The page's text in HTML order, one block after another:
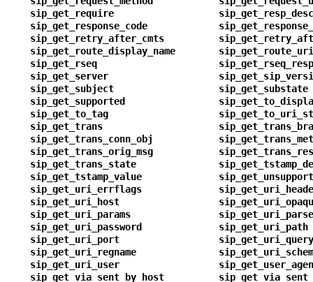
sip_get_require
sip_get_resp_desc
sip_get_response_code
sip_get_retry_after_cmts
sip_get_route_display_name
sip_get_rseq
sip_get_server
sip_get_subject
sip_get_substate
sip_get_supported
sip_get_to_tag
sip_get_trans
sip_get_trans_conn_obj
sip_get_trans_orig_msg
sip_get_trans_state
sip_get_tstamp_value
sip_get_uri_errflags
sip_get_uri_host
sip_get_uri_params
sip_get_uri_password
sip_get_uri_path
sip_get_uri_port
sip_get_uri_query
sip_get_uri_regname
sip_get_uri_user
sip_get_via_sent_by_host